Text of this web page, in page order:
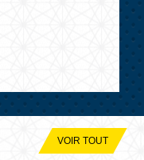
VOIR TOUT